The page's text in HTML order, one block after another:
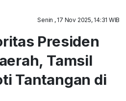
Senin , 17 Nov 2025, 14:31 WIB
Presiden
Tamsil
Tantangan di